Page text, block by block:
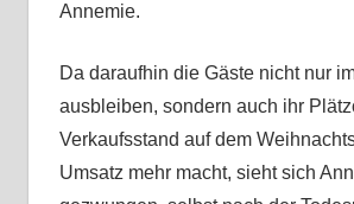
Annemie.
Da daraufhin die Gäste nicht nur
ausbleiben, sondern auch ihr
Verkaufsstand auf dem
Umsatz mehr macht, sieht sich